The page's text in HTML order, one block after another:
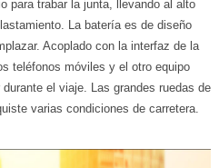
para trabar la junta, llevando al alto
La batería es de diseño
Acoplado con la interfaz de la
teléfonos móviles y el otro equipo
el viaje. Las grandes ruedas de
varias condiciones de carretera.